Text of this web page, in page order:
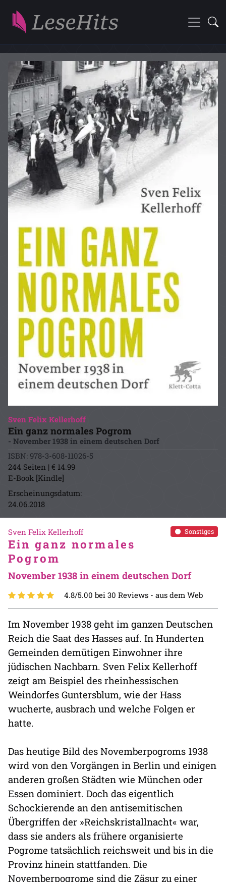
Sven Felix Kellerhoff
Ein ganz normales Pogrom
- November 1938 in einem deutschen Dorf
ISBN: 978-3-608-11026-5
244 Seiten | € 14.99
E-Book [Kindle]
Erscheinungsdatum:
24.06.2018
Sonstiges
Sven Felix Kellerhoff
Ein ganz normales
Pogrom
November 1938 in einem deutschen Dorf
4.8/5.00 bei 30 Reviews - aus dem Web
Im November 1938 geht im ganzen Deutschen
Reich die Saat des Hasses auf. In Hunderten
Gemeinden demütigen Einwohner ihre
jüdischen Nachbarn. Sven Felix Kellerhoff
zeigt am Beispiel des rheinhessischen
Weindorfes Guntersblum, wie der Hass
wucherte, ausbrach und welche Folgen er
hatte.
Das heutige Bild des Novemberpogroms 1938
wird von den Vorgängen in Berlin und einigen
anderen großen Städten wie München oder
Essen dominiert. Doch das eigentlich
Schockierende an den antisemitischen
Übergriffen der »Reichskristallnacht« war,
dass sie anders als frühere organisierte
Pogrome tatsächlich reichsweit und bis in die
Provinz hinein stattfanden. Die
Novemberpogrome sind die Zäsur zu einer